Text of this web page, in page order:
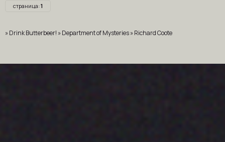
страница: 1
»Drink Butterbeer! »Department of Mysteries»Richard Coote